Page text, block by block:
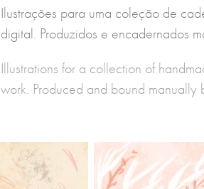
Ilustrações para uma coleção de
digital. Produzidos e encadernados
Illustrations for a collection of
work. Produced and bound manually